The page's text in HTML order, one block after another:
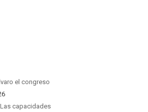
el congreso
capacidades